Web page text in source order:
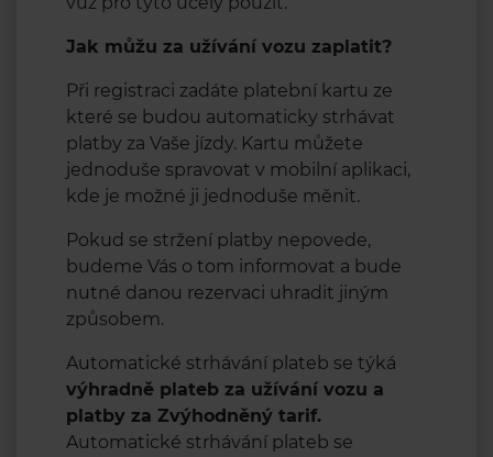
Jak můžu za užívání vozu zaplatit?
Při registraci zadáte platební kartu ze
které se budou automaticky strhávat
platby za Vaše jízdy. Kartu můžete
jednoduše spravovat v mobilní aplikaci,
kde je možné ji jednoduše měnit.
Pokud se stržení platby nepovede,
budeme Vás o tom informovat a bude
nutné danou rezervaci uhradit jiným
způsobem.
Automatické strhávání plateb se týká
výhradně plateb za užívání vozu a
platby za Zvýhodněný tarif.
Automatické strhávání plateb se